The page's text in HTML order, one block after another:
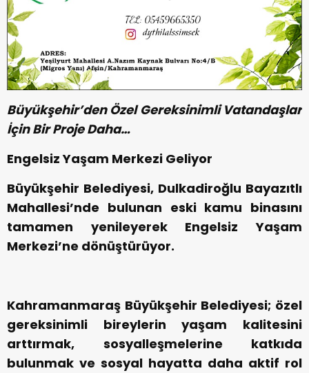
Büyükşehir’den Özel Gereksinimli Vatandaşlar
İçin Bir Proje Daha…
Engelsiz Yaşam Merkezi Geliyor
Büyükşehir Belediyesi, Dulkadiroğlu Bayazıtlı
Mahallesi’nde bulunan eski kamu binasını
tamamen yenileyerek Engelsiz Yaşam
Merkezi’ne dönüştürüyor.
Kahramanmaraş Büyükşehir Belediyesi; özel
gereksinimli bireylerin yaşam kalitesini
arttırmak, sosyalleşmelerine katkıda
bulunmak ve sosyal hayatta daha aktif rol